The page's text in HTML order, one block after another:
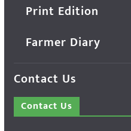
Print Edition
Farmer Diary
Contact Us
Contact Us